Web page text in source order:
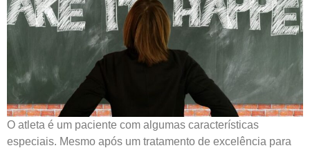
O atleta é um paciente com algumas características
especiais. Mesmo após um tratamento de excelência para